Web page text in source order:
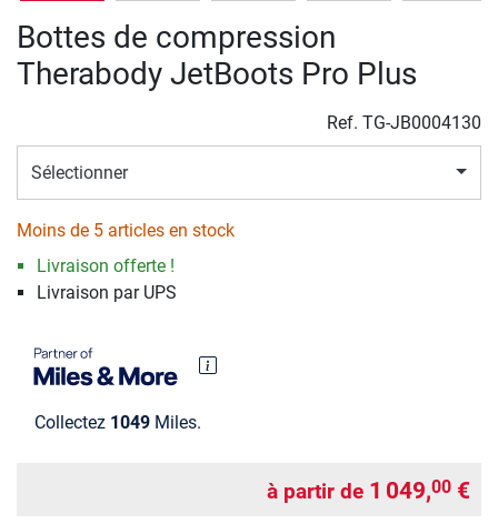
Bottes de compression
Therabody JetBoots Pro Plus
Ref. TG-JB0004130
Sélectionner
Moins de 5 articles en stock
Livraison offerte !
Livraison par UPS
Collectez 1049 Miles.
à partir de 1 049,00 €